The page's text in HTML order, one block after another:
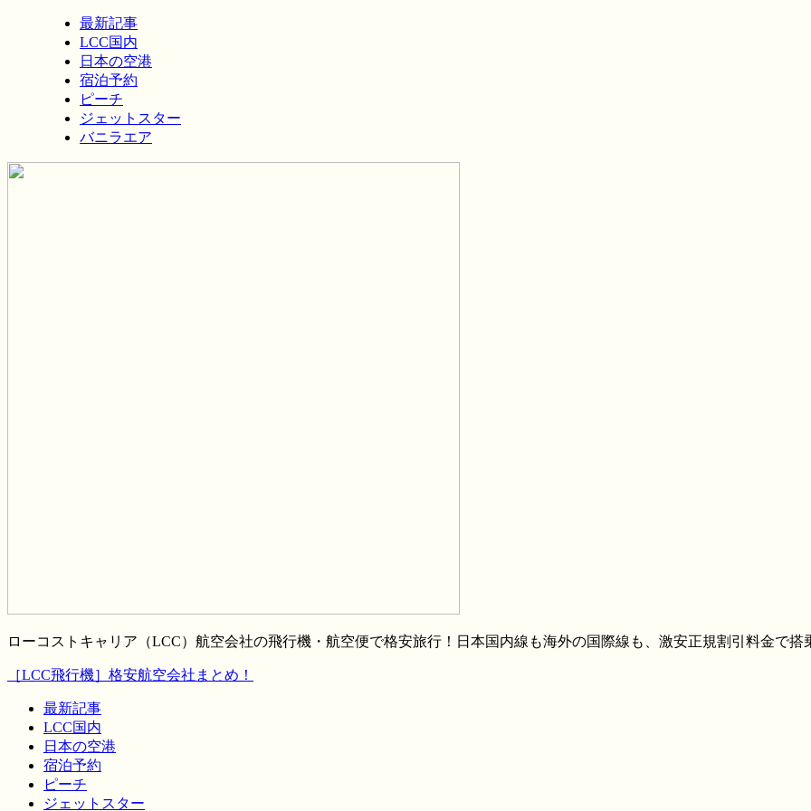
最新記事
LCC国内
日本の空港
宿泊予約
ピーチ
ジェットスター
バニラエア
ローコストキャリア（LCC）航空会社の飛行機・航空便で格安旅行！日本国内線も海外の国際線も、激安正規割引料金で搭
［LCC飛行機］格安航空会社まとめ！
最新記事
LCC国内
日本の空港
宿泊予約
ピーチ
ジェットスター